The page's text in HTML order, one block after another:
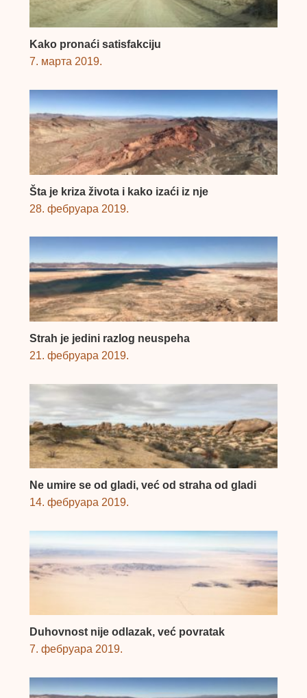
Kako pronaći satisfakciju
7. марта 2019.
Šta je kriza života i kako izaći iz nje
28. фебруара 2019.
Strah je jedini razlog neuspeha
21. фебруара 2019.
Ne umire se od gladi, već od straha od gladi
14. фебруара 2019.
Duhovnost nije odlazak, već povratak
7. фебруара 2019.